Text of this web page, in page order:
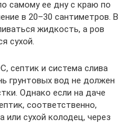
самому ее дну с краю по
в 20–30 сантиметров. В
жидкость, а ров
сухой.
септик и система слива
грунтовых вод не должен
Однако если на даче
соответственно,
или сухой колодец, через